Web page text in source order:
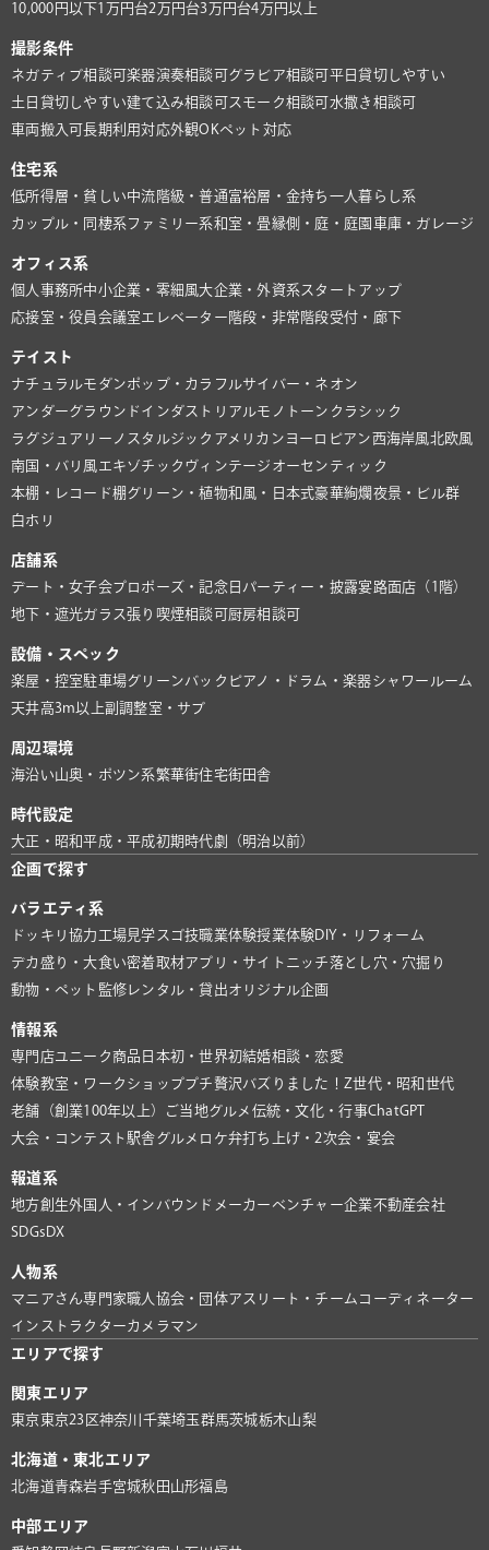
10,000円以下1万円台2万円台3万円台4万円以上
撮影条件
ネガティブ相談可楽器演奏相談可 グラビア相談可 平日貸切しやすい
土日貸切しやすい建て込み相談可 スモーク相談可 水撒き相談可
車両搬入可長期利用対応外観OKペット対応
住宅系
低所得層・貧しい中流階級・普通富裕層・金持ち 一人暮らし系
カップル・同棲系ファミリー系和室・畳縁側・庭・庭園 車庫・ガレージ
オフィス系
個人事務所中小企業・零細風大企業・外資系スタートアップ
応接室・役員会議室 エレベーター 階段・非常階段受付・廊下
テイスト
ナチュラルモダンポップ・カラフルサイバー・ネオン
アンダーグラウンド インダストリアルモノトーン クラシック
ラグジュアリー ノスタルジック アメリカン ヨーロピアン 西海岸風北欧風
南国・バリ風 エキゾチック ヴィンテージ オーセンティック
本棚・レコード棚グリーン・植物和風・日本式豪華絢爛夜景・ビル群
白ホリ
店舗系
デート・女子会プロポーズ・記念日 パーティー・披露宴路面店（1階）
地下・遮光ガラス張り 喫煙相談可 厨房相談可
設備・スペック
楽屋・控室駐車場グリーンバック ピアノ・ドラム・楽器シャワールーム
天井高3m以上副調整室・サブ
周辺環境
海沿い山奥・ポツン系繁華街住宅街田舎
時代設定
大正・昭和平成・平成初期時代劇（明治以前）
企画で探す
バラエティ系
ドッキリ協力 工場見学 スゴ技職業体験授業体験 DIY・リフォーム
デカ盛り・大食い密着取材アプリ・サイト ニッチ落とし穴・穴掘り
動物・ペット 監修 レンタル・貸出オリジナル企画
情報系
専門店ユニーク商品 日本初・世界初結婚相談・恋愛
体験教室・ワークショッププチ贅沢バズりました！ Z世代・昭和世代
老舗（創業100年以上）
ご当地グルメ 伝統・文化・行事ChatGPT
大会・コンテスト 駅舎グルメ ロケ弁打ち上げ・2次会・宴会
報道系
地方創生外国人・インバウンド メーカー ベンチャー企業不動産会社
SDGs DX
人物系
マニアさん専門家 職人 協会・団体アスリート・チーム コーディネーター
インストラクターカメラマン
エリアで探す
関東エリア
東京 東京23区神奈川 千葉埼玉群馬茨城栃木山梨
北海道・東北エリア
北海道青森岩手宮城秋田 山形福島
中部エリア